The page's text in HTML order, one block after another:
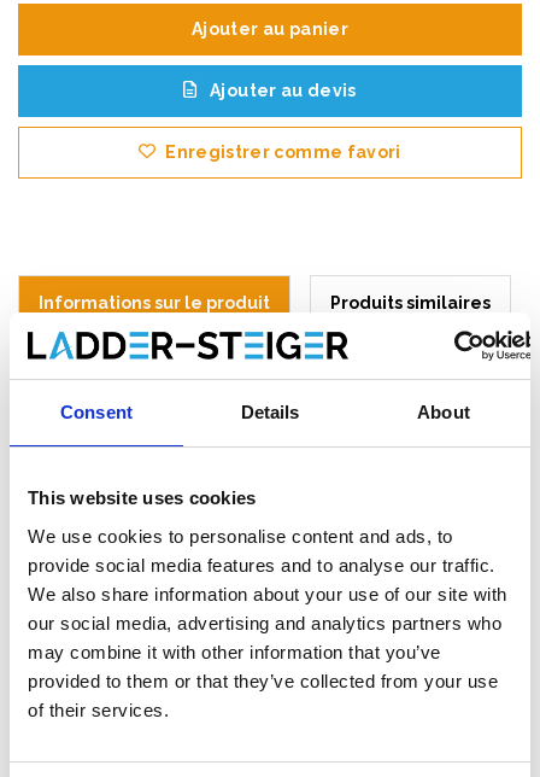
Consent Details About
This website uses cookies
We use cookies to personalise content and ads, to
provide social media features and to analyse our traffic.
We also share information about your use of our site with
our social media, advertising and analytics partners who
may combine it with other information that you’ve
provided to them or that they’ve collected from your use
of their services.
Ajouter au panier
Ajouter au devis
Enregistrer comme favori
Informations sur le produit Produits similaires
Description
une solution professionnelle de protection antichute pour
travailler en toute sécurité sur toitures plates et inclinées. Ce
système complet prévient les risques de chute lors de travaux
de toiture tels que l’entretien, la rénovation ou l’installation de
panneaux solaires. Grâce à sa construction légère en aluminium,
son montage rapide et ses composants compacts, ce système
est idéal pour une utilisation professionnelle dans le secteur du